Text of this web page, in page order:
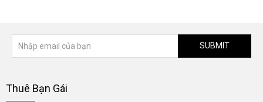
SUBMIT
Thuê Bạn Gái